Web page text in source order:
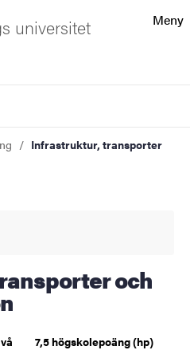
Meny
universitet
Infrastruktur, transporter
7,5 högskolepoäng (hp)